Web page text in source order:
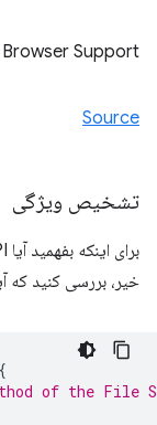
Browser Support
Source
تشخیص ویژگی
خیر، بررسی کنید که
{
of the File